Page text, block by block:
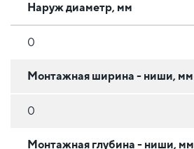
Наруж диаметр, мм
0
Монтажная ширина - ниши, мм
0
Монтажная глубина - ниши, мм